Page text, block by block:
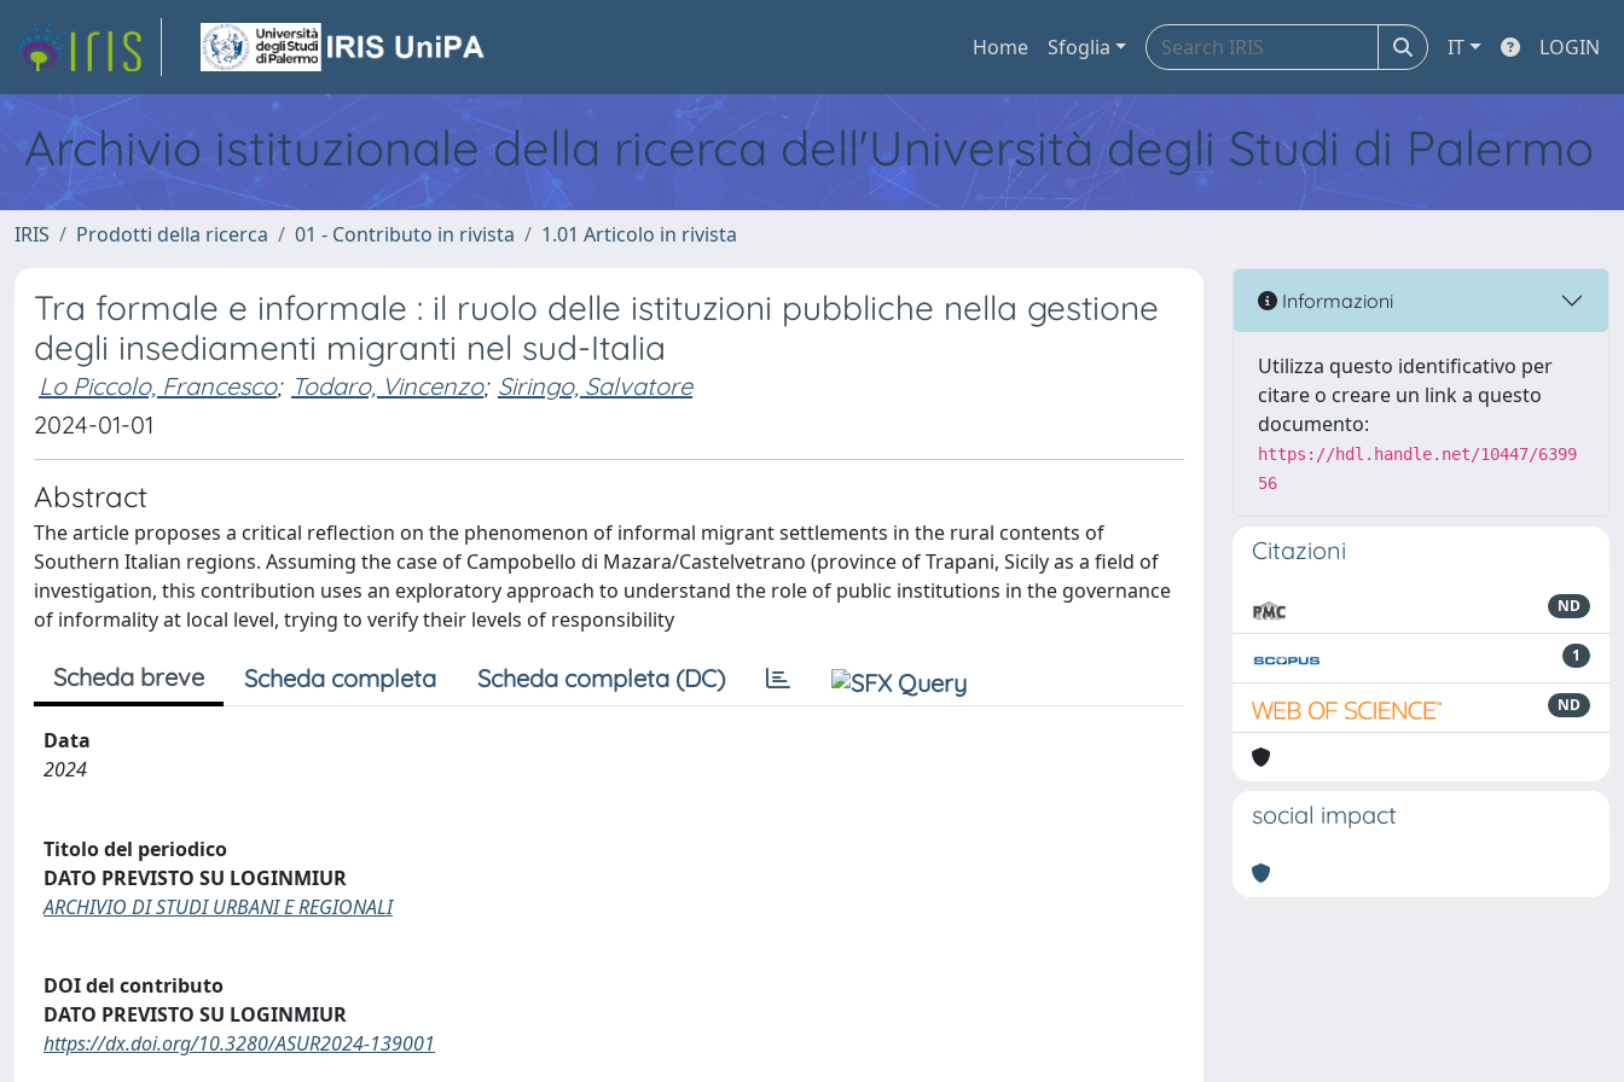
Home Sfoglia IT LOGIN
Archivio istituzionale della ricerca dell'Università degli Studi di Palermo
IRIS Prodotti della ricerca 01 - Contributo in rivista 1.01 Articolo in rivista
Tra formale e informale : il ruolo delle istituzioni pubbliche nella gestione
degli insediamenti migranti nel sud-Italia
Lo Piccolo, Francesco; Todaro, Vincenzo; Siringo, Salvatore
2024-01-01
Abstract
The article proposes a critical reflection on the phenomenon of informal migrant settlements in the rural contents of
Southern Italian regions. Assuming the case of Campobello di Mazara/Castelvetrano (province of Trapani, Sicily as a field of
investigation, this contribution uses an exploratory approach to understand the role of public institutions in the governance
of informality at local level, trying to verify their levels of responsibility
Scheda breve Scheda completa Scheda completa (DC)
Data
2024
Titolo del periodico
DATO PREVISTO SU LOGINMIUR
ARCHIVIO DI STUDI URBANI E REGIONALI
DOI del contributo
DATO PREVISTO SU LOGINMIUR
https://dx.doi.org/10.3280/ASUR2024-139001
Informazioni
Utilizza questo identificativo per
citare o creare un link a questo
documento:
https://hdl.handle.net/10447/6399
56
Citazioni
ND
1
ND
social impact